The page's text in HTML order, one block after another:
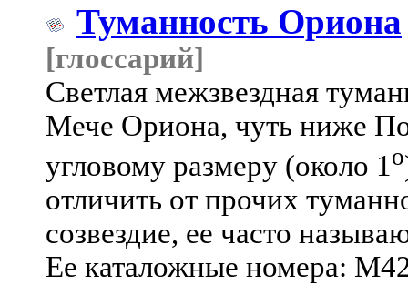
Туманность Ориона
[глоссарий]
Светлая межзвездная
Мече Ориона, чуть ниже
угловому размеру (около 1 o
отличить от прочих
созвездие, ее часто
Ее каталожные номера: